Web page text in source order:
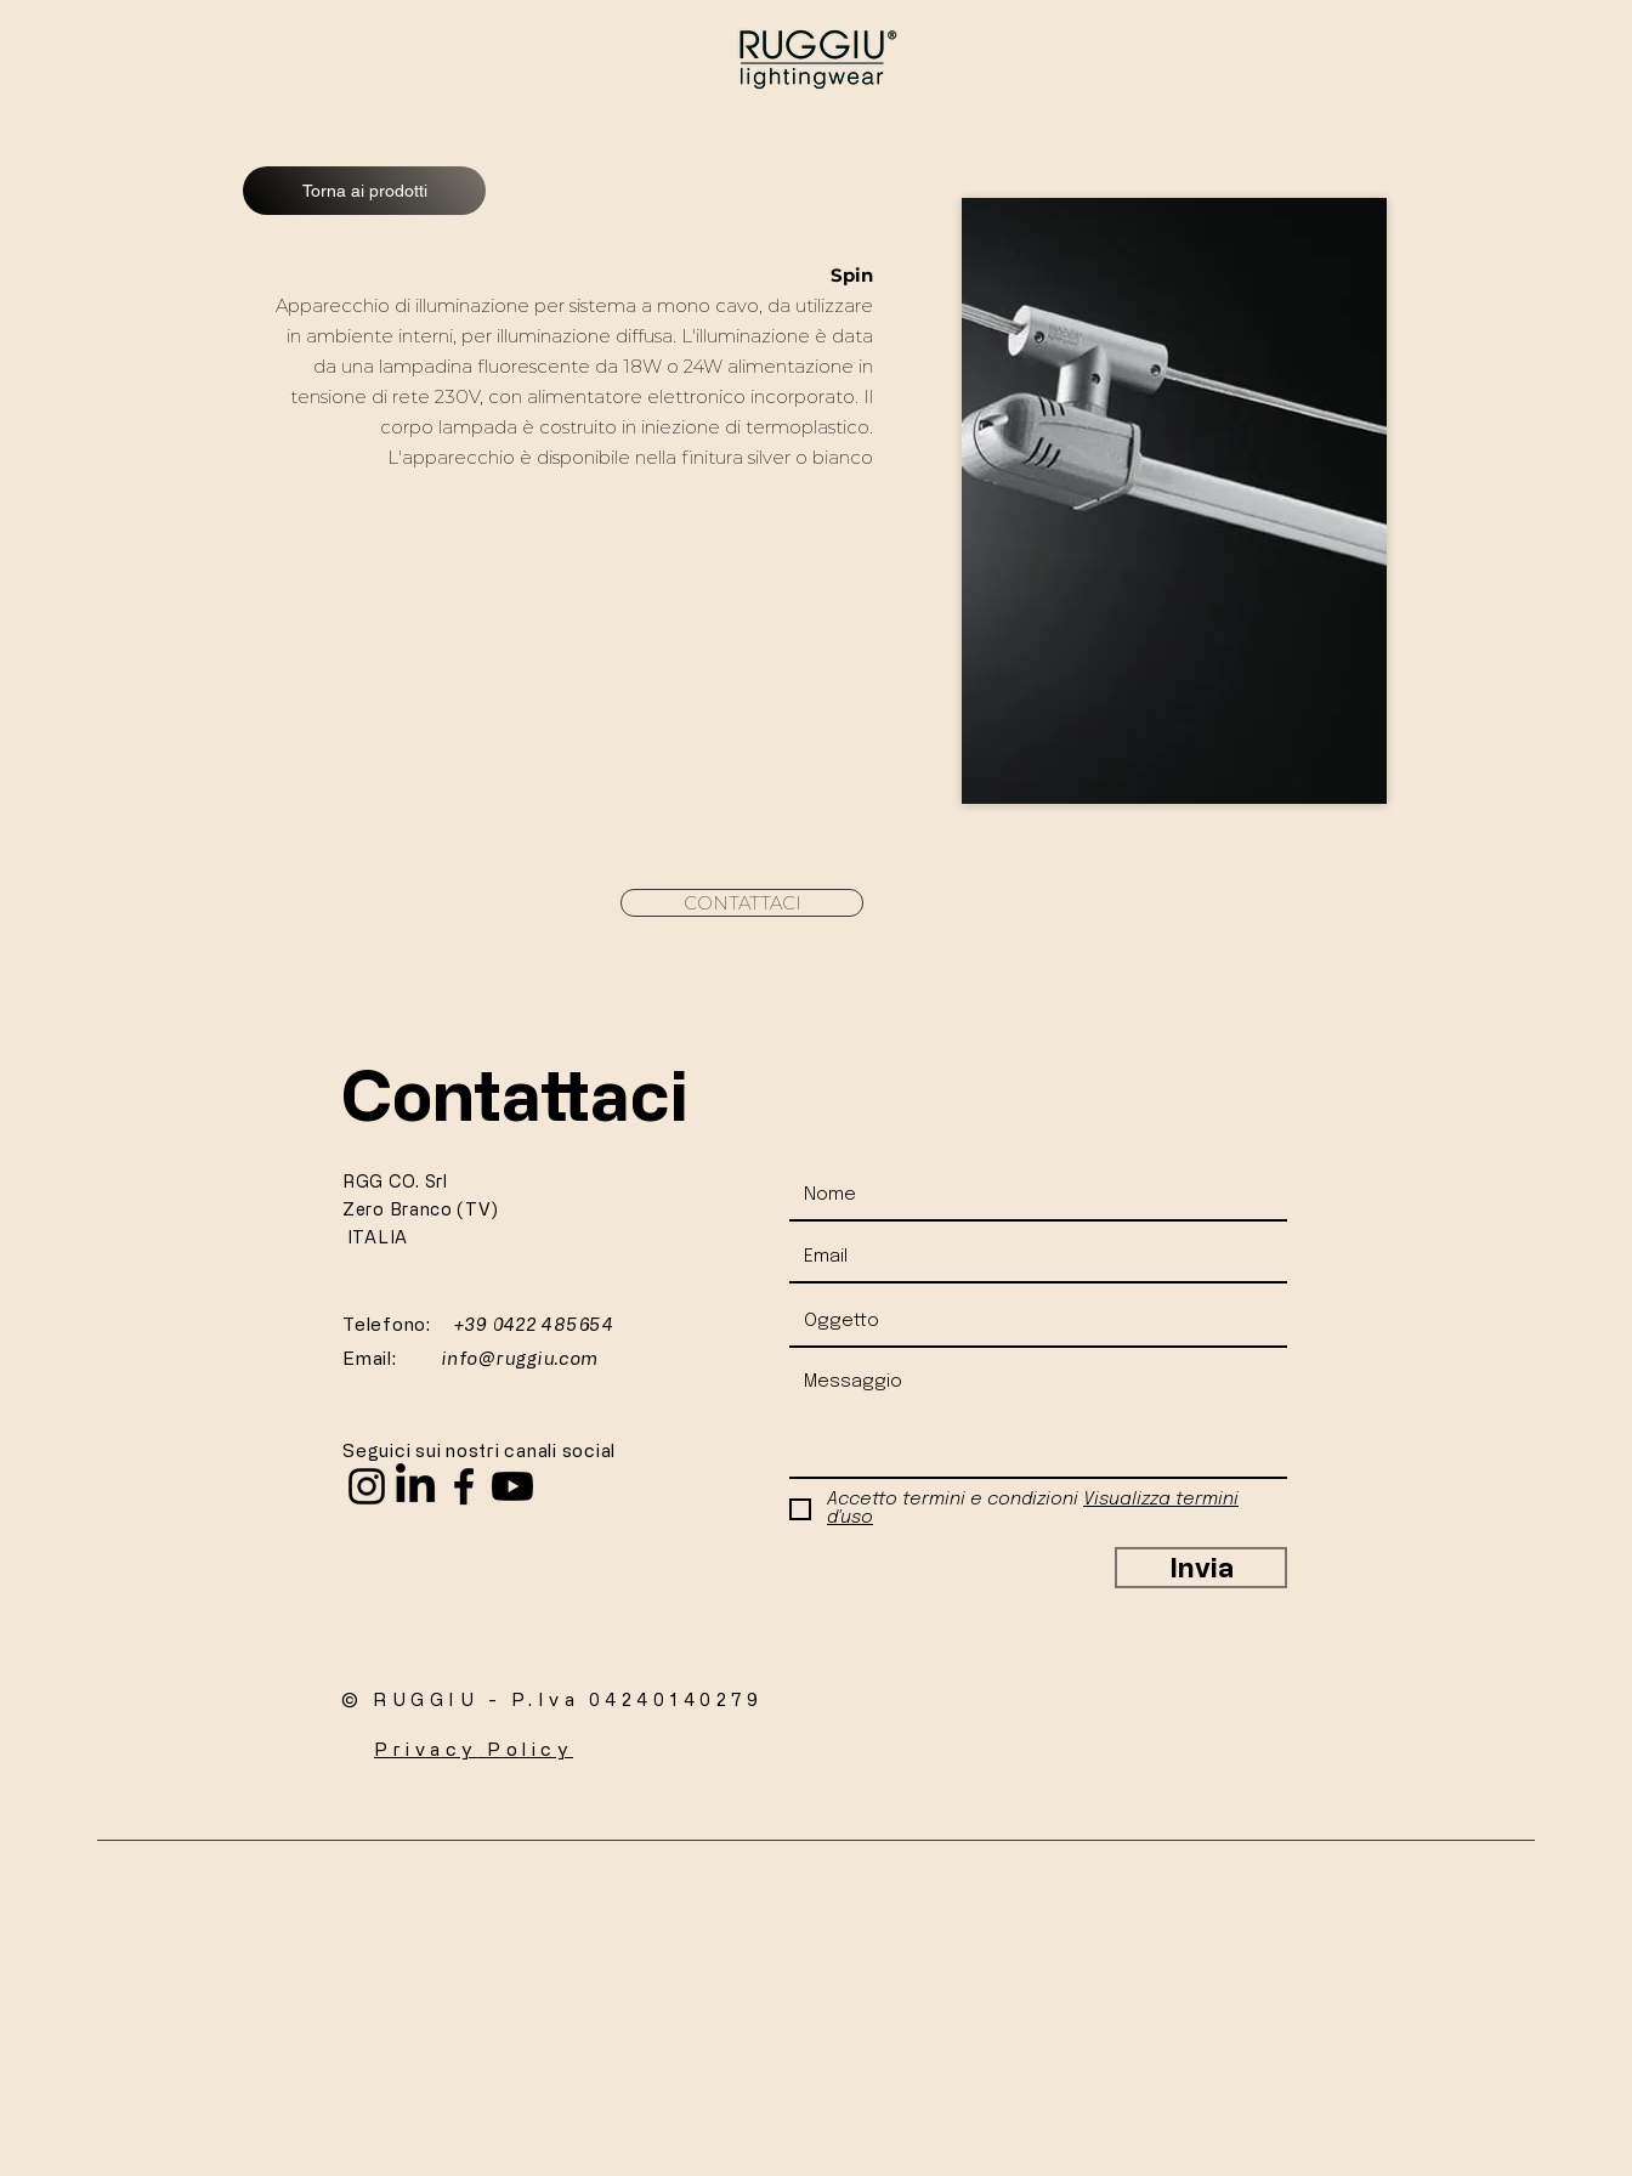
Torna ai prodotti
Spin
Apparecchio di illuminazione per sistema a mono cavo, da utilizzare
in ambiente interni, per illuminazione diffusa. L'illuminazione è data
da una lampadina fluorescente da 18W o 24W alimentazione in
tensione di rete 230V, con alimentatore elettronico incorporato. Il
corpo lampada è costruito in iniezione di termoplastico.
L'apparecchio è disponibile nella finitura silver o bianco
CONTATTACI
Contattaci
RGG CO. Srl
Zero Branco (TV)
ITALIA
Telefono:
+39 0422 485654
Email: info@ruggiu.com
Seguici sui nostri canali social
Accetto termini e condizioni Visualizza termini
d'uso
Invia
© RUGGIU - P.Iva 04240140279
Privacy Policy